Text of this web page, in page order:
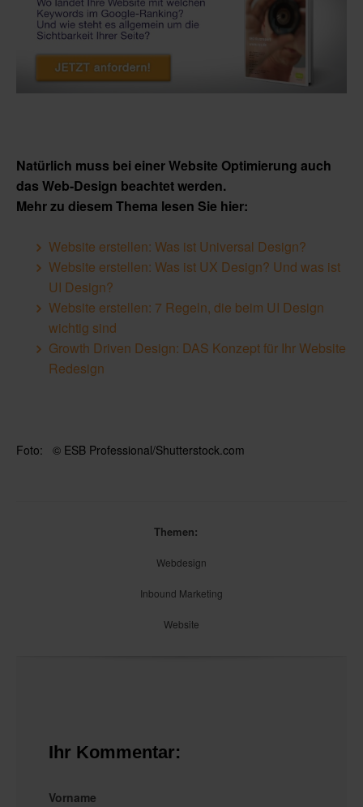
Natürlich muss bei einer Website Optimierung auch
das Web-Design beachtet werden.
Mehr zu diesem Thema lesen Sie hier:
Website erstellen: Was ist Universal Design?
Website erstellen: Was ist UX Design? Und was ist
UI Design?
Website erstellen: 7 Regeln, die beim UI Design
wichtig sind
Growth Driven Design: DAS Konzept für Ihr Website
Redesign
Foto: © ESB Professional/Shutterstock.com
Themen:
Webdesign
Inbound Marketing
Website
Ihr Kommentar:
Vorname